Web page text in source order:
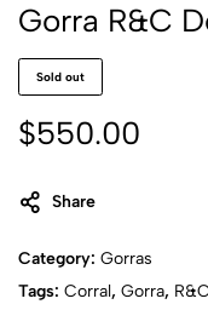
Gorra R&C
Sold out
$550.00
Share
Category: Gorras
Tags: Corral, Gorra, R&C